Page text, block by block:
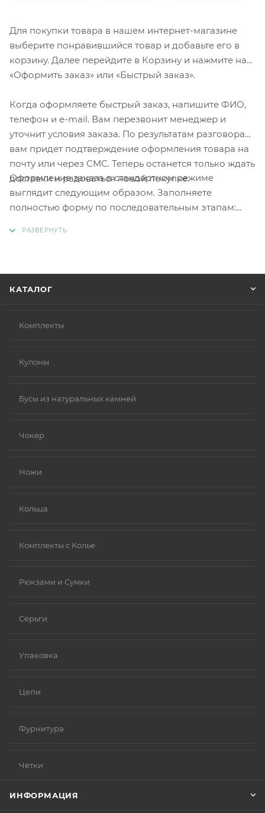
Для покупки товара в нашем интернет-магазине
выберите понравившийся товар и добавьте его в
корзину. Далее перейдите в Корзину и нажмите на
«Оформить заказ» или «Быстрый заказ».
Когда оформляете быстрый заказ, напишите ФИО,
телефон и e-mail. Вам перезвонит менеджер и
уточнит условия заказа. По результатам разговора
вам придет подтверждение оформления товара на
почту или через СМС. Теперь останется только ждать
доставки и радоваться новой покупке.
Оформление заказа в стандартном режиме
выглядит следующим образом. Заполняете
полностью форму по последовательным этапам:
КАТАЛОГ
Комплекты
Кулоны
Бусы из натуральных камней
Чокер
Ножи
Кольца
Комплекты с Колье
Рюкзами и Сумки
Серьги
Упаковка
Цепи
Фурнитура
Чётки
ИНФОРМАЦИЯ